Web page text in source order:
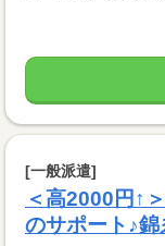
[一般派遣]
＜高2000円↑
のサポート♪錦